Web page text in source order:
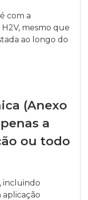
com a
mesmo que
ao longo do
(Anexo
a
ou todo
incluindo